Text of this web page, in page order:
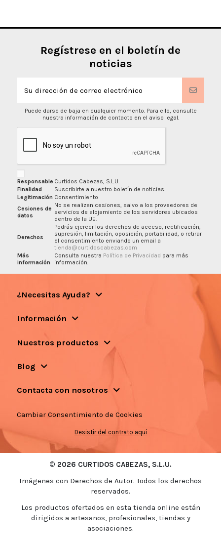
Regístrese en el boletín de
noticias
Puede darse de baja en cualquier momento. Para ello, consulte
nuestra información de contacto en el aviso legal.
Responsable Curtidos Cabezas, S.L.U.
Finalidad
Suscribirte a nuestro boletín de noticias.
Legitimación Consentimiento
Cesiones de
datos
No se realizan cesiones, salvo a los proveedores de
servicios de alojamiento de los servidores ubicados
dentro de la UE.
Derechos
Podrás ejercer los derechos de acceso, rectificación,
supresión, limitación, oposición, portabilidad, o retirar
el consentimiento enviando un email a
tienda@curtidoscabezas.com
Más
información
Consulta nuestra Política de Privacidad para más
información.
¿Necesitas Ayuda?
Información
Nuestros productos
Blog
Contacta con nosotros
Cambiar Consentimiento de Cookies
Desistir del contrato aquí
© 2026 CURTIDOS CABEZAS, S.L.U.
Imágenes con Derechos de Autor. Todos los derechos
reservados.
Los productos ofertados en esta tienda online están
dirigidos a artesanos, profesionales, tiendas y
asociaciones.